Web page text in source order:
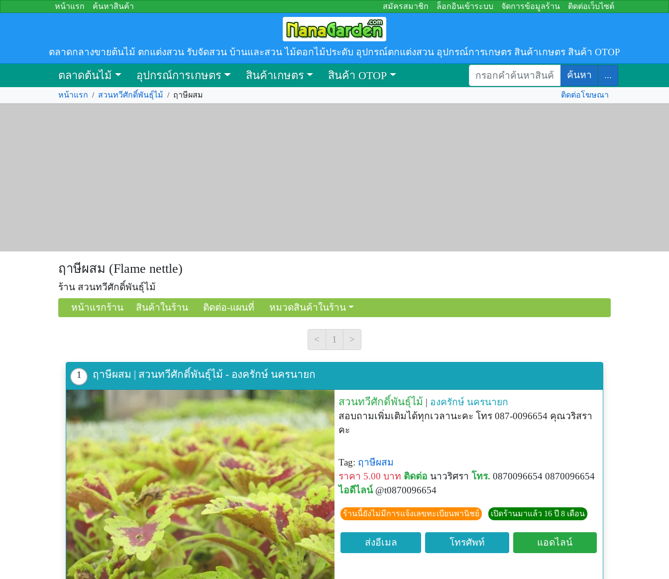
หน้าแรก ค้นหาสินค้า สมัครสมาชิก ล็อกอินเข้าระบบ จัดการข้อมูลร้าน ติดต่อเว็บไซต์
ตลาดกลางขายต้นไม้ ตกแต่งสวน รับจัดสวน บ้านและสวน ไม้ดอกไม้ประดับ อุปกรณ์ตกแต่งสวน อุปกรณ์การเกษตร สินค้าเกษตร สินค้า OTOP
ตลาดต้นไม้ อุปกรณ์การเกษตร สินค้าเกษตร สินค้า OTOP ค้นหา ...
หน้าแรก / สวนทวีศักดิ์พันธุ์ไม้ / ฤาษีผสม ติดต่อโฆษณา
ฤาษีผสม (Flame nettle)
ร้าน สวนทวีศักดิ์พันธุ์ไม้
หน้าแรกร้าน
สินค้าในร้าน ติดต่อ-แผนที่ หมวดสินค้าในร้าน
< 1 >
1 ฤาษีผสม | สวนทวีศักดิ์พันธุ์ไม้ - องครักษ์ นครนายก
สวนทวีศักดิ์พันธุ์ไม้ | องครักษ์ นครนายก
สอบถามเพิ่มเติมได้ทุกเวลานะคะ โทร 087-0096654 คุณวริสรา
คะ
Tag: ฤาษีผสม
ราคา 5.00 บาท ติดต่อ นาวริศรา โทร. 0870096654 0870096654
ไอดีไลน์ @t0870096654
ร้านนี้ยังไม่มีการแจ้งเลขทะเบียนพานิชย์ เปิดร้านมาแล้ว 16 ปี 8 เดือน
ส่งอีเมล โทรศัพท์ แอดไลน์